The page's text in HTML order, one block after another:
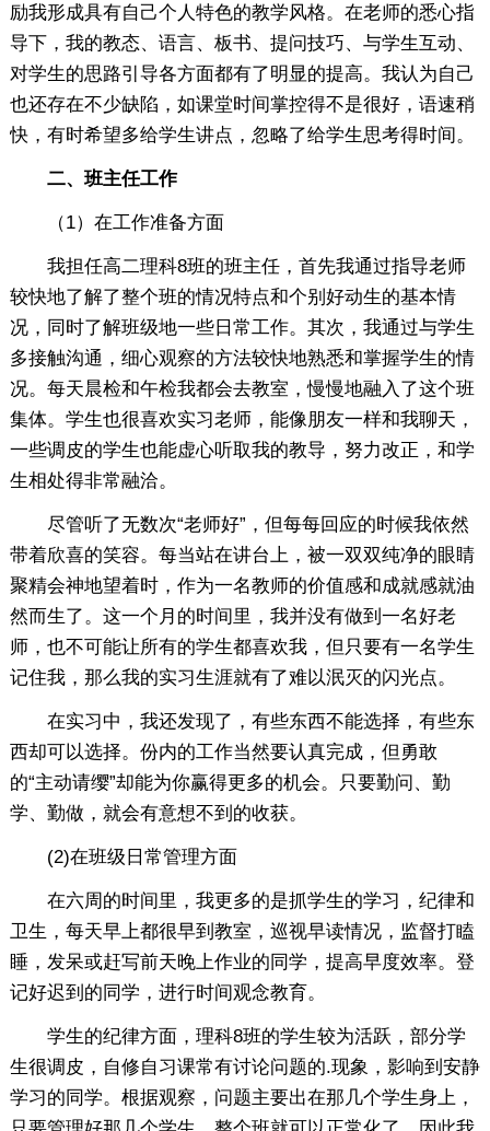
励我形成具有自己个人特色的教学风格。在老师的悉心指
导下，我的教态、语言、板书、提问技巧、与学生互动、
对学生的思路引导各方面都有了明显的提高。我认为自己
也还存在不少缺陷，如课堂时间掌控得不是很好，语速稍
快，有时希望多给学生讲点，忽略了给学生思考得时间。
二、班主任工作
（1）在工作准备方面
我担任高二理科8班的班主任，首先我通过指导老师
较快地了解了整个班的情况特点和个别好动生的基本情
况，同时了解班级地一些日常工作。其次，我通过与学生
多接触沟通，细心观察的方法较快地熟悉和掌握学生的情
况。每天晨检和午检我都会去教室，慢慢地融入了这个班
集体。学生也很喜欢实习老师，能像朋友一样和我聊天，
一些调皮的学生也能虚心听取我的教导，努力改正，和学
生相处得非常融洽。
尽管听了无数次“老师好”，但每每回应的时候我依然
带着欣喜的笑容。每当站在讲台上，被一双双纯净的眼睛
聚精会神地望着时，作为一名教师的价值感和成就感就油
然而生了。这一个月的时间里，我并没有做到一名好老
师，也不可能让所有的学生都喜欢我，但只要有一名学生
记住我，那么我的实习生涯就有了难以泯灭的闪光点。
在实习中，我还发现了，有些东西不能选择，有些东
西却可以选择。份内的工作当然要认真完成，但勇敢
的“主动请缨”却能为你赢得更多的机会。只要勤问、勤
学、勤做，就会有意想不到的收获。
(2)在班级日常管理方面
在六周的时间里，我更多的是抓学生的学习，纪律和
卫生，每天早上都很早到教室，巡视早读情况，监督打瞌
睡，发呆或赶写前天晚上作业的同学，提高早度效率。登
记好迟到的同学，进行时间观念教育。
学生的纪律方面，理科8班的学生较为活跃，部分学
生很调皮，自修自习课常有讨论问题的.现象，影响到安静
学习的同学。根据观察，问题主要出在那几个学生身上，